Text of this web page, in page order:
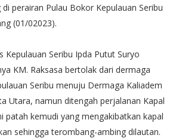
perairan Pulau Bokor Kepulauan Seribu
(01/02023).
Kepulauan Seribu Ipda Putut Suryo
KM. Raksasa bertolak dari dermaga
Seribu menuju Dermaga Kaliadem
Utara, namun ditengah perjalanan Kapal
patah kemudi yang mengakibatkan kapal
sehingga terombang-ambing dilautan.